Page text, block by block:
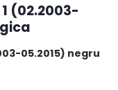
(02.2003-
05.2015) negru